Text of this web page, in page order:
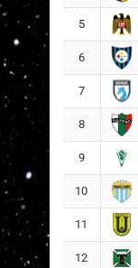
5
6
7
8
9
10
11
12